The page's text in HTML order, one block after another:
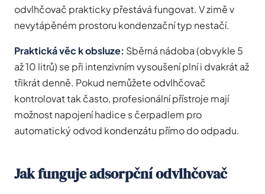
odvlhčovač prakticky přestává fungovat. V zimě v
nevytápěném prostoru kondenzační typ nestačí.
Praktická věc k obsluze: Sběrná nádoba (obvykle 5
až 10 litrů) se při intenzivním vysoušení plní i dvakrát až
třikrát denně. Pokud nemůžete odvlhčovač
kontrolovat tak často, profesionální přístroje mají
možnost napojení hadice s čerpadlem pro
automatický odvod kondenzátu přímo do odpadu.
Jak funguje adsorpční odvlhčovač